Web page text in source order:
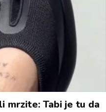
mrzite: Tabi je tu da